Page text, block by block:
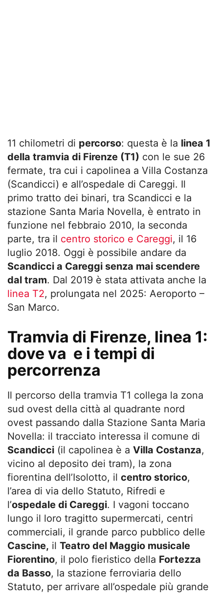
11 chilometri di percorso: questa è la linea 1
della tramvia di Firenze (T1) con le sue 26
fermate, tra cui i capolinea a Villa Costanza
(Scandicci) e all’ospedale di Careggi. Il
primo tratto dei binari, tra Scandicci e la
stazione Santa Maria Novella, è entrato in
funzione nel febbraio 2010, la seconda
parte, tra il centro storico e Careggi, il 16
luglio 2018. Oggi è possibile andare da
Scandicci a Careggi senza mai scendere
dal tram. Dal 2019 è stata attivata anche la
linea T2, prolungata nel 2025: Aeroporto –
San Marco.
Tramvia di Firenze, linea 1:
dove va e i tempi di
percorrenza
Il percorso della tramvia T1 collega la zona
sud ovest della città al quadrante nord
ovest passando dalla Stazione Santa Maria
Novella: il tracciato interessa il comune di
Scandicci (il capolinea è a Villa Costanza,
vicino al deposito dei tram), la zona
fiorentina dell’Isolotto, il centro storico,
l’area di via dello Statuto, Rifredi e
l’ospedale di Careggi. I vagoni toccano
lungo il loro tragitto supermercati, centri
commerciali, il grande parco pubblico delle
Cascine, il Teatro del Maggio musicale
Fiorentino, il polo fieristico della Fortezza
da Basso, la stazione ferroviaria dello
Statuto, per arrivare all’ospedale più grande